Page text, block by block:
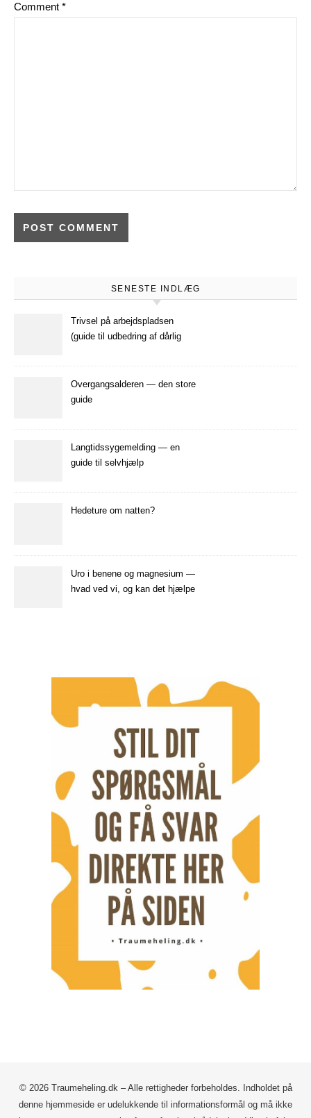
Comment *
SENESTE INDLÆG
Trivsel på arbejdspladsen
(guide til udbedring af dårlig
Overgangsalderen — den store
guide
Langtidssygemelding — en
guide til selvhjælp
Hedeture om natten?
Uro i benene og magnesium —
hvad ved vi, og kan det hjælpe
© 2026 Traumeheling.dk – Alle rettigheder forbeholdes. Indholdet på
denne hjemmeside er udelukkende til informationsformål og må ikke